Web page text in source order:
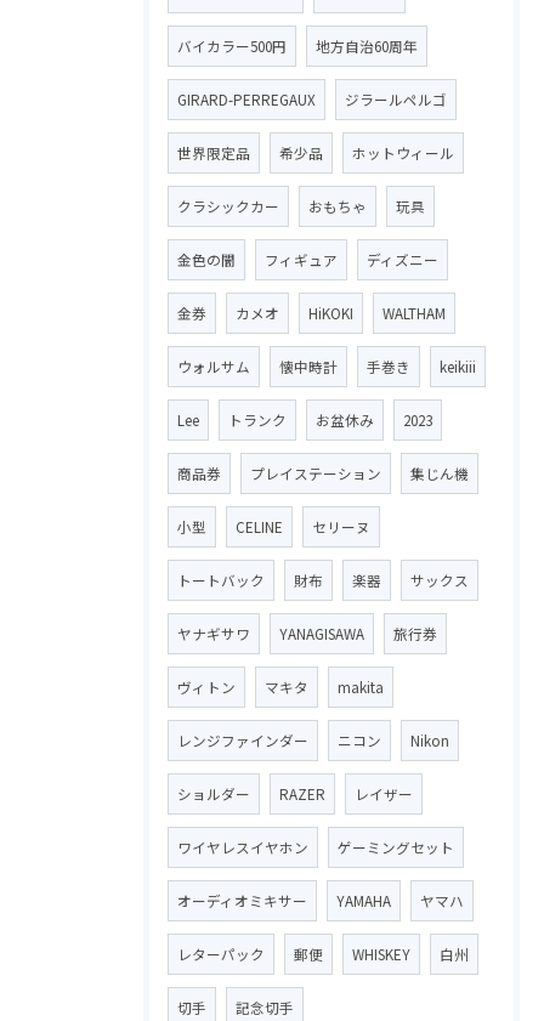
バイカラー500円 地方自治60周年
GIRARD-PERREGAUX ジラールペルゴ
世界限定品 希少品 ホットウィール
クラシックカー おもちゃ 玩具
金色の闇 フィギュア ディズニー
金券 カメオ HiKOKI WALTHAM
ウォルサム 懐中時計 手巻き keikiii
Lee トランク お盆休み 2023
商品券 プレイステーション 集じん機
小型 CELINE セリーヌ
トートバック 財布 楽器 サックス
ヤナギサワ YANAGISAWA 旅行券
ヴィトン マキタ makita
レンジファインダー ニコン Nikon
ショルダー RAZER レイザー
ワイヤレスイヤホン ゲーミングセット
オーディオミキサー YAMAHA ヤマハ
レターパック 郵便 WHISKEY 白州
切手 記念切手